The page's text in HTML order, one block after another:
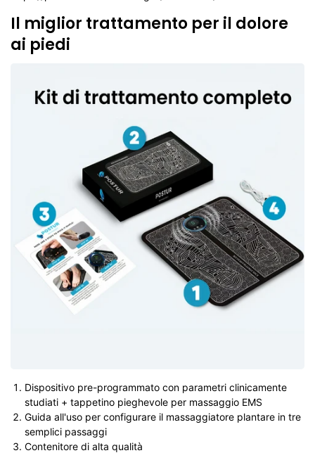
Il miglior trattamento per il dolore
ai piedi
Dispositivo pre-programmato con parametri clinicamente
studiati + tappetino pieghevole per massaggio EMS
Guida all'uso per configurare il massaggiatore plantare in tre
semplici passaggi
Contenitore di alta qualità